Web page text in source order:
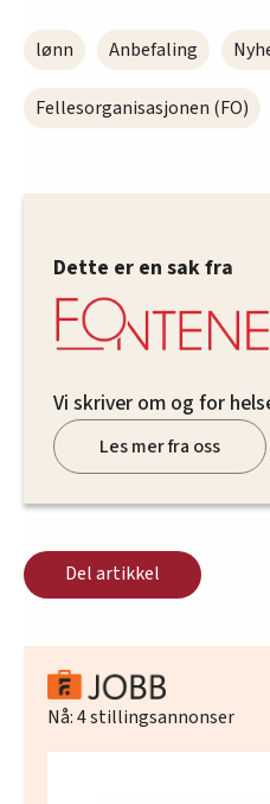
lønn Anbefaling
Fellesorganisasjonen (FO)
Dette er en sak fra
Vi skriver om og for
Les mer fra oss
Del artikkel
Nå:4stillingsannonser